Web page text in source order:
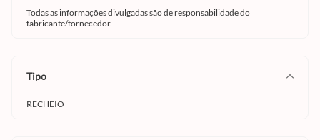
Todas as informações divulgadas são de responsabilidade do
fabricante/fornecedor.
tipo
RECHEIO